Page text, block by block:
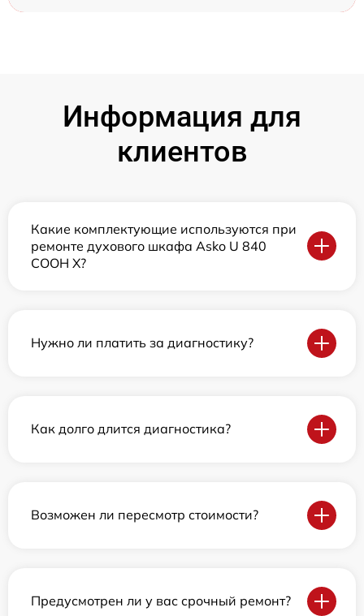
Информация для
клиентов
Какие комплектующие используются при
ремонте духового шкафа Asko U 840
COOH X?
Нужно ли платить за диагностику?
Как долго длится диагностика?
Возможен ли пересмотр стоимости?
Предусмотрен ли у вас срочный ремонт?